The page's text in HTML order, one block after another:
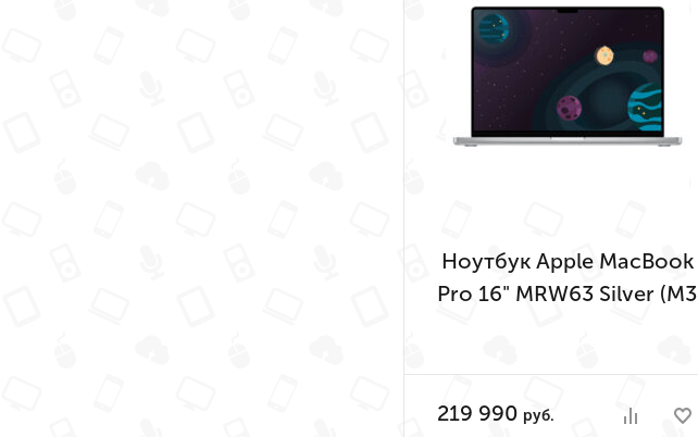
Ноутбук Apple MacBook
Pro 16" MRW63 Silver (M3
219 990 руб.